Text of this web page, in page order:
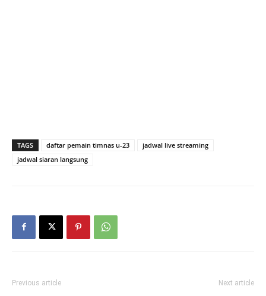
TAGS daftar pemain timnas u-23
jadwal live streaming
jadwal siaran langsung
Previous article Next article